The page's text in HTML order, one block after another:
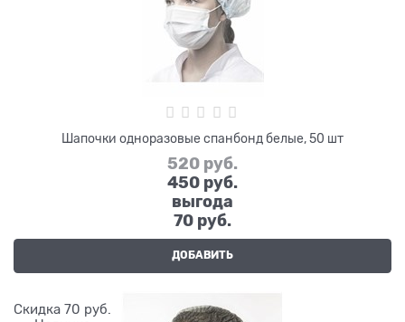
Шапочки одноразовые спанбонд белые, 50 шт
520 руб.
450 руб.
выгода
70 руб.
ДОБАВИТЬ
Скидка 70 руб.